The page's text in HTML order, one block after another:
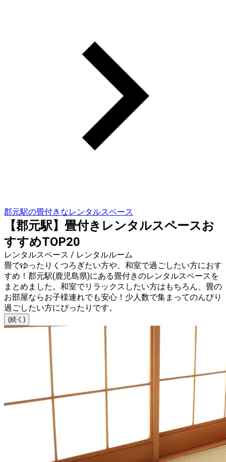
郡元駅の畳付きなレンタルスペース
【郡元駅】畳付きレンタルスペースお
すすめTOP20
レンタルスペース / レンタルルーム
畳でゆったりくつろぎたい方や、和室で過ごしたい方におす
すめ！郡元駅(鹿児島県)にある畳付きのレンタルスペースを
まとめました。和室でリラックスしたい方はもちろん、畳の
お部屋ならお子様連れでも安心！少人数で集まってのんびり
過ごしたい方にぴったりです。
(続く)